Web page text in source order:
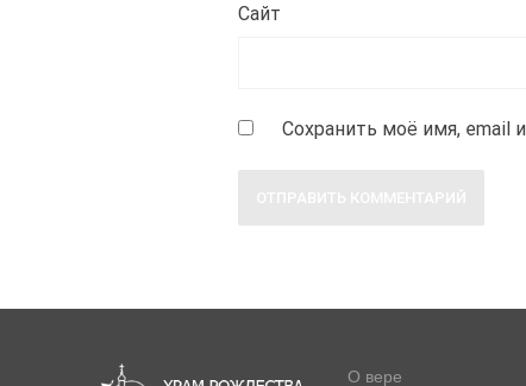
Сайт
Сохранить моё имя, email
О вере